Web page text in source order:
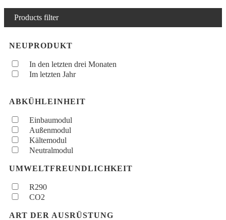
Products filter
NEUPRODUKT
In den letzten drei Monaten
Im letzten Jahr
ABKÜHLEINHEIT
Einbaumodul
Außenmodul
Kältemodul
Neutralmodul
UMWELTFREUNDLICHKEIT
R290
CO2
ART DER AUSRÜSTUNG